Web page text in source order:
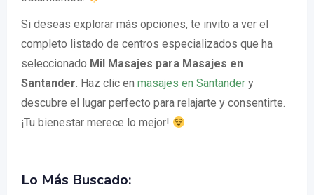
Si deseas explorar más opciones, te invito a ver el
completo listado de centros especializados que ha
seleccionado Mil Masajes para Masajes en
Santander. Haz clic en masajes en Santander y
descubre el lugar perfecto para relajarte y consentirte.
¡Tu bienestar merece lo mejor!
Lo Más Buscado: